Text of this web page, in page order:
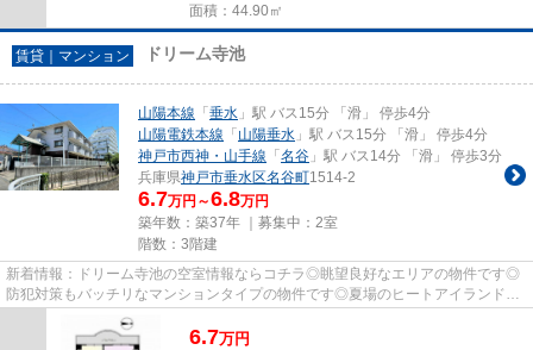
面積：44.90㎡
賃貸｜マンション ドリーム寺池
山陽本線 「 垂水 」駅 バス15分 「滑」 停歩4分
山陽電鉄本線 「 山陽垂水 」駅 バス15分 「滑」 停歩4分
神戸市西神・山手線 「 名谷 」駅 バス14分 「滑」 停歩3分
兵庫県神戸市垂水区名谷町1514-2
6.7万円～6.8万円
築年数：築37年 ｜募集中： 2室
階数：3階建
新着情報：ドリーム寺池の空室情報ならコチラ◎眺望良好なエリアの物件です◎
防犯対策もバッチリなマンションタイプの物件です◎夏場のヒートアイランドの
影響を受けにくいリバーサイドで...
6.7万円